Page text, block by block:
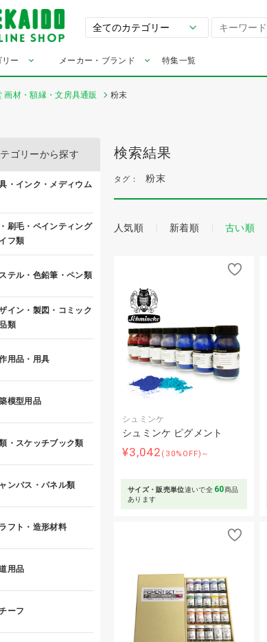
リー メーカー・ブランド 特集一覧
画材・額縁・文房具通販 粉末
検索結果
タグ： 粉末
人気順 新着順 古い順
シュミンケ
シュミンケ ピグメント
¥3,042 (30%OFF)～
サイズ・販売単位違いで全 60商品
あります
ゴリーから探す
・インク・メディウム
刷毛・ペインティング
フ類
テル・色鉛筆・ペン類
イン・製図・コミック
類
用品・用具
模型用品
・スケッチブック類
ンバス・パネル類
フト・造形材料
用品
ーフ